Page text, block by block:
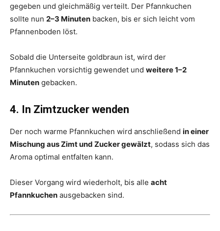
gegeben und gleichmäßig verteilt. Der Pfannkuchen
sollte nun 2–3 Minuten backen, bis er sich leicht vom
Pfannenboden löst.
Sobald die Unterseite goldbraun ist, wird der
Pfannkuchen vorsichtig gewendet und weitere 1–2
Minuten gebacken.
4. In Zimtzucker wenden
Der noch warme Pfannkuchen wird anschließend in einer
Mischung aus Zimt und Zucker gewälzt, sodass sich das
Aroma optimal entfalten kann.
Dieser Vorgang wird wiederholt, bis alle acht
Pfannkuchen ausgebacken sind.